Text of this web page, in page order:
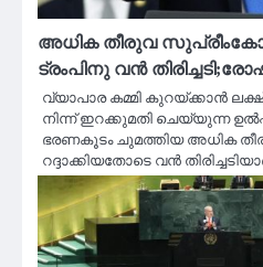
അധിക തീരുവ
ട്രംപിനു വൻ
വ്യാപാര കമ്മി കുറയ്ക്കാന്‍
നിന്ന് ഇറക്കുമതി ചെയ്യുന്ന
ഭരണകൂടം ചുമത്തിയ അധിക
റദ്ദാക്കിയതോടെ വൻ